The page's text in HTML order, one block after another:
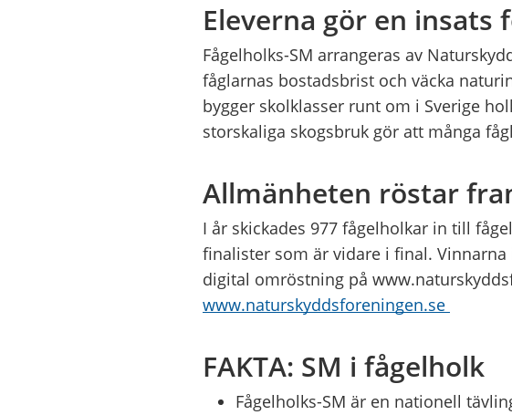
Eleverna gör en insats
Fågelholks-SM arrangeras av
fåglarnas bostadsbrist och väcka
bygger skolklasser runt om i Sverige
storskaliga skogsbruk gör att många
Allmänheten röstar
I år skickades 977 fågelholkar in till
finalister som är vidare i final.
digital omröstning på
www.naturskyddsforeningen.se
FAKTA: SM i fågelholk
Fågelholks-SM är en nationell